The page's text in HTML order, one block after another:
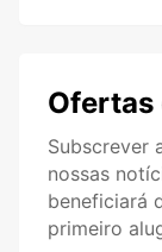
Ofertas
Subscrever
nossas
beneficiará
primeiro